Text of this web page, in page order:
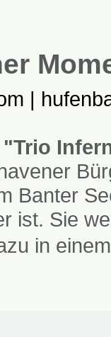
Banter
ist. Sie
in